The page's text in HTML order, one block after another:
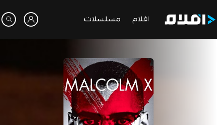
افلام مسلسلات